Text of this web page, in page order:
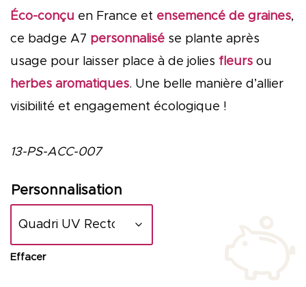
Éco-conçu en France et ensemencé de graines,
ce badge A7 personnalisé se plante après
usage pour laisser place à de jolies fleurs ou
herbes aromatiques. Une belle manière d’allier
visibilité et engagement écologique !
13-PS-ACC-007
Personnalisation
Effacer